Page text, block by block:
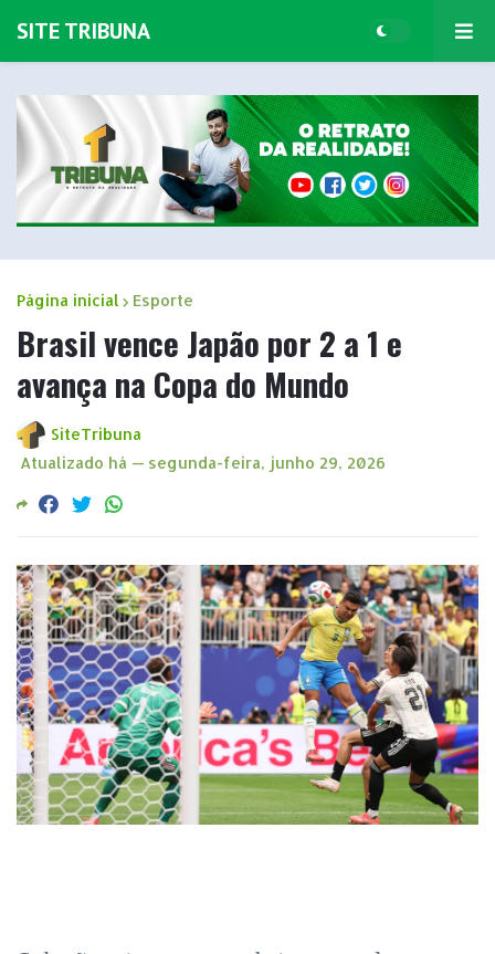
SITE TRIBUNA
Página inicial Esporte
Brasil vence Japão por 2 a 1 e
avança na Copa do Mundo
SiteTribuna
Atualizado há — segunda-feira, junho 29, 2026